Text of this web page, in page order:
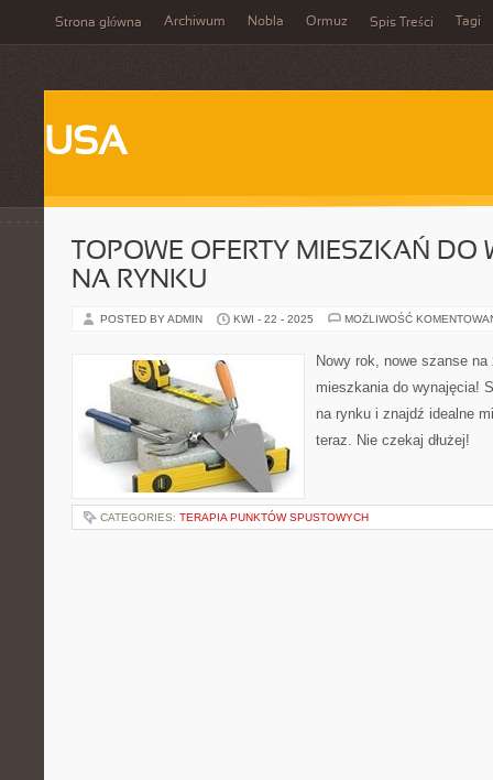
Strona główna Archiwum Nobla Ormuz Spis Treści Tagi
USA
TOPOWE OFERTY MIESZKAŃ DO
NA RYNKU
POSTED BY ADMIN KWI - 22 - 2025 MOŻLIWOŚĆ
Nowy rok, nowe szanse
mieszkania do wynajęcia!
na rynku i znajdź idealne
teraz. Nie czekaj dłużej!
CATEGORIES: TERAPIA PUNKTÓW SPUSTOWYCH